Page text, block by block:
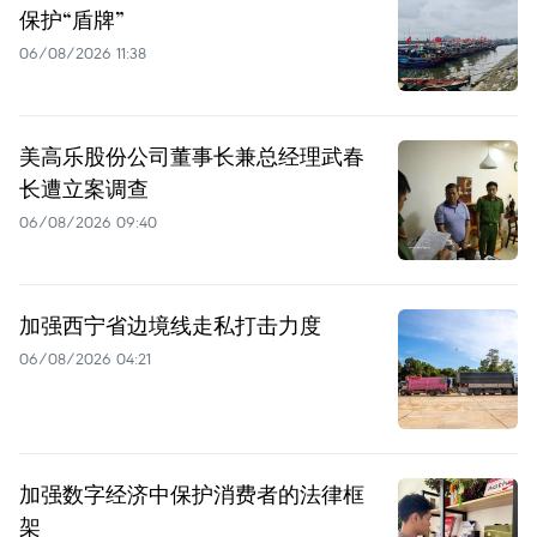
保护“盾牌”
06/08/2026 11:38
美高乐股份公司董事长兼总经理武春
长遭立案调查
06/08/2026 09:40
加强西宁省边境线走私打击力度
06/08/2026 04:21
加强数字经济中保护消费者的法律框
架